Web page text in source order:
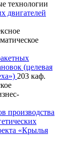
технологии
двигателей
(целевая
203 каф.
производства
«Крылья